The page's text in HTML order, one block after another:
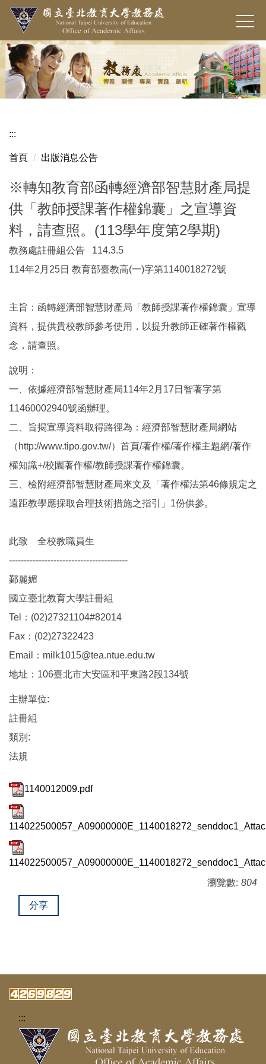
跳
要
內
容
區
:::
首頁 出版消息公告
※轉知教育部函轉經濟部智慧財產局提
供「教師授課著作權錦囊」之宣導資
料，請查照。(113學年度第2學期)
教務處註冊組公告 114.3.5
114年2月25日 教育部臺教高(一)字第1140018272號
主旨：函轉經濟部智慧財產局「教師授課著作權錦囊」宣導
資料，提供貴校教師參考使用，以提升教師正確著作權觀
念，請查照。
說明：
一、依據經濟部智慧財產局114年2月17日智著字第
11460002940號函辦理。
二、旨揭宣導資料取得路徑為：經濟部智慧財產局網站
（http://www.tipo.gov.tw/）首頁/著作權/著作權主題網/著作
權知識+/校園著作權/教師授課著作權錦囊。
三、檢附經濟部智慧財產局來文及「著作權法第46條規定之
遠距教學應採取合理技術措施之指引」1份供參。
此致 全校教職員生
----------------------------------------
鄞麗媚
國立臺北教育大學註冊組
Tel：(02)27321104#82014
Fax：(02)27322423
Email：milk1015@tea.ntue.edu.tw
地址：106臺北市大安區和平東路2段134號
主辦單位:
註冊組
類別:
法規
1140012009.pdf
瀏覽數: 804
分享
:::